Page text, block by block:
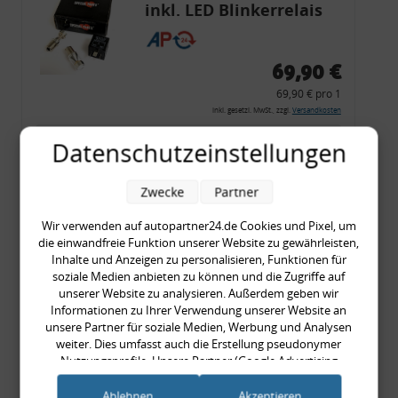
inkl. LED Blinkerrelais
CF 14
69,90 €
69,90 € pro 1
inkl. gesetzl. MwSt., zzgl. Versandkosten
Merkzettel
Rückleuchtenband mit
Blinker, rot, US-Ecken,
Audi 80 Cabrio, Typ 89,
OE-Nr.: 8G0945225 +
8G0945225C
999,99 €
999,99 € pro 1
Datenschutzeinstellungen
Wir verwenden auf autopartner24.de Cookies und Pixel, um
die einwandfreie Funktion unserer Website zu gewährleisten,
Inhalte und Anzeigen zu personalisieren, Funktionen für
soziale Medien anbieten zu können und die Zugriffe auf
unserer Website zu analysieren. Außerdem geben wir
Informationen zu Ihrer Verwendung unserer Website an
unsere Partner für soziale Medien, Werbung und Analysen
weiter. Dies umfasst auch die Erstellung pseudonymer
Nutzungsprofile. Unsere Partner (Google Advertising
Products) führen diese Informationen möglicherweise mit
weiteren Daten zusammen, die Sie ihnen bereitgestellt haben
Zwecke Partner